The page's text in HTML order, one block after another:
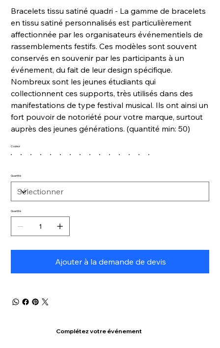
Bracelets tissu satiné quadri - La gamme de bracelets
en tissu satiné personnalisés est particulièrement
affectionnée par les organisateurs événementiels de
rassemblements festifs. Ces modèles sont souvent
conservés en souvenir par les participants à un
événement, du fait de leur design spécifique.
Nombreux sont les jeunes étudiants qui
collectionnent ces supports, très utilisés dans des
manifestations de type festival musical. Ils ont ainsi un
fort pouvoir de notoriété pour votre marque, surtout
auprès des jeunes générations. (quantité min: 50)
Couleur
Quantité
Quantité
Ajouter à la demande de devis
Complétez votre événement